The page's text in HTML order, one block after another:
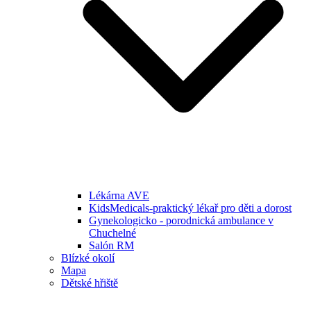
Lékárna AVE
KidsMedicals-praktický lékař pro děti a dorost
Gynekologicko - porodnická ambulance v
Chuchelné
Salón RM
Blízké okolí
Mapa
Dětské hřiště